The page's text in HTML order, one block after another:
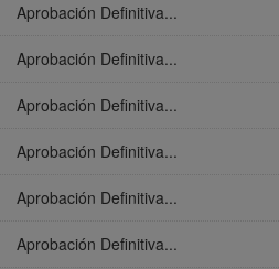
Aprobación Definitiva...
Aprobación Definitiva...
Aprobación Definitiva...
Aprobación Definitiva...
Aprobación Definitiva...
Aprobación Definitiva...